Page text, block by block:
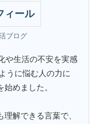
ィール
ブログ
や生活の不安を実感
うに悩む人の力に
めました。
解できる言葉で、